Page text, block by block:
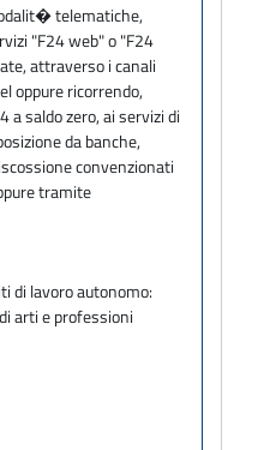
telematiche,
"F24 web" o "F24
attraverso i canali
oppure ricorrendo,
a saldo zero, ai servizi di
da banche,
convenzionati
tramite
di lavoro autonomo:
arti e professioni